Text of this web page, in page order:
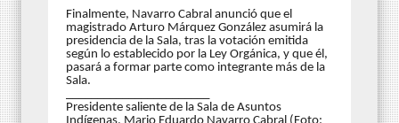
Finalmente, Navarro Cabral anunció que el
magistrado Arturo Márquez González asumirá la
presidencia de la Sala, tras la votación emitida
según lo establecido por la Ley Orgánica, y que él,
pasará a formar parte como integrante más de la
Sala.
Presidente saliente de la Sala de Asuntos